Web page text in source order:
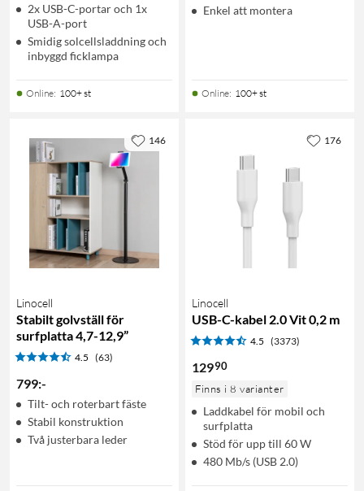
2x USB-C-portar och 1x
USB-A-port
Smidig solcellsladdning och
inbyggd ficklampa
Online: 100+ st
Enkel att montera
Online: 100+ st
Linocell
Stabilt golvställ för
surfplatta 4,7-12,9”
4.5 (63)
799:-
Tilt- och roterbart fäste
Stabil konstruktion
Två justerbara leder
146
Linocell
USB-C-kabel 2.0 Vit 0,2 m
4.5 (3373)
12990
Finns i 8 varianter
Laddkabel för mobil och
surfplatta
Stöd för upp till 60 W
480 Mb/s (USB 2.0)
176